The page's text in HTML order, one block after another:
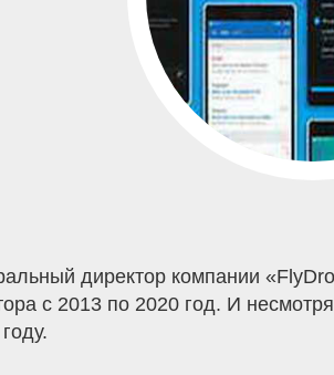
директор компании
с 2013 по 2020 год. И